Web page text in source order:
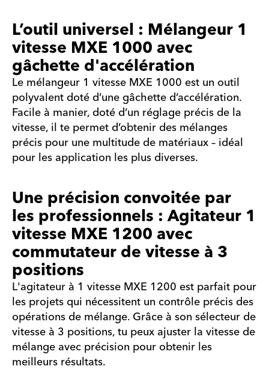
L’outil universel : Mélangeur 1
vitesse MXE 1000 avec
gâchette d'accélération
Le mélangeur 1 vitesse MXE 1000 est un outil
polyvalent doté d’une gâchette d’accélération.
Facile à manier, doté d’un réglage précis de la
vitesse, il te permet d’obtenir des mélanges
précis pour une multitude de matériaux – idéal
pour les application les plus diverses.
Une précision convoitée par
les professionnels : Agitateur 1
vitesse MXE 1200 avec
commutateur de vitesse à 3
positions
L'agitateur à 1 vitesse MXE 1200 est parfait pour
les projets qui nécessitent un contrôle précis des
opérations de mélange. Grâce à son sélecteur de
vitesse à 3 positions, tu peux ajuster la vitesse de
mélange avec précision pour obtenir les
meilleurs résultats.